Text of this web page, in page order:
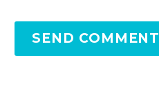
SEND COMMENT